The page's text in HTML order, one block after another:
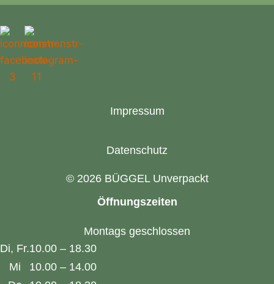
Impressum
Datenschutz
© 2026 BÜGGEL Unverpackt
Öffnungszeiten
Montags geschlossen
Di, Fr.
Mi
10.00 – 18.30
10.00 – 14.00